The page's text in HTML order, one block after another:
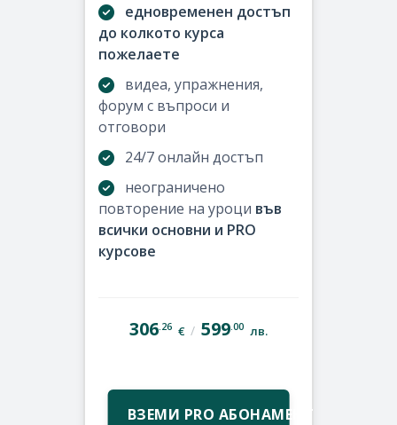
едновременен достъп
до колкото курса
пожелаете
видеа, упражнения,
форум с въпроси и
отговори
24/7 онлайн достъп
неограничено
повторение на уроци във
всички основни и PRO
курсове
306 .26 € / 599 .00 лв.
ВЗЕМИ PRO АБОНАМЕНТ